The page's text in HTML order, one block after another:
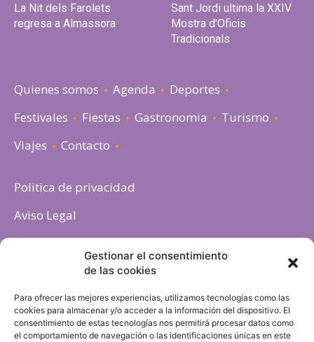
Gestionar el consentimiento
de las cookies
Para ofrecer las mejores experiencias, utilizamos tecnologías como las
cookies para almacenar y/o acceder a la información del dispositivo. El
consentimiento de estas tecnologías nos permitirá procesar datos como
el comportamiento de navegación o las identificaciones únicas en este
La Nit dels Farolets
regresa a Almassora
Sant Jordi ultima la XXIV
Mostra d'Oficis
Tradicionals
Quienes somos Agenda
Deportes
Festivales
Fiestas Gastronomia
Turismo
Viajes
Contacto
Politica de privacidad
Aviso Legal
Política de cookies